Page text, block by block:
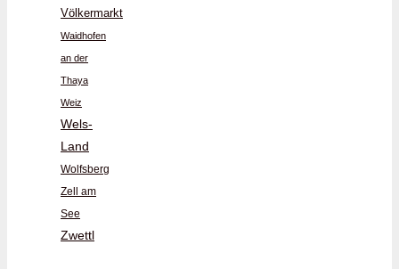
Völkermarkt
Waidhofen
an der
Thaya
Weiz
Wels-
Land
Wolfsberg
Zell am
See
Zwettl